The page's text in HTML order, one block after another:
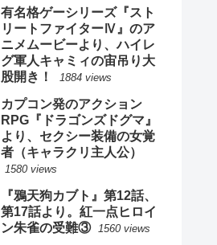
有名格ゲーシリーズ『スト
リートファイターⅣ』のア
ニメムービーより、ハイレ
グ軍人キャミィの宙吊り大
股開き！
1884 views
カプコン発のアクション
RPG『ドラゴンズドグマ』
より、セクシー装備の女覚
者（キャラクリ主人公）
1580 views
『鴉天狗カブト』第12話、
第17話より。紅一点ヒロイ
ン朱雀の受難③
1560 views